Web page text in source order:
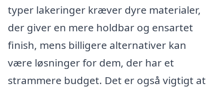
typer lakeringer kræver dyre materialer,
der giver en mere holdbar og ensartet
finish, mens billigere alternativer kan
være løsninger for dem, der har et
strammere budget. Det er også vigtigt at